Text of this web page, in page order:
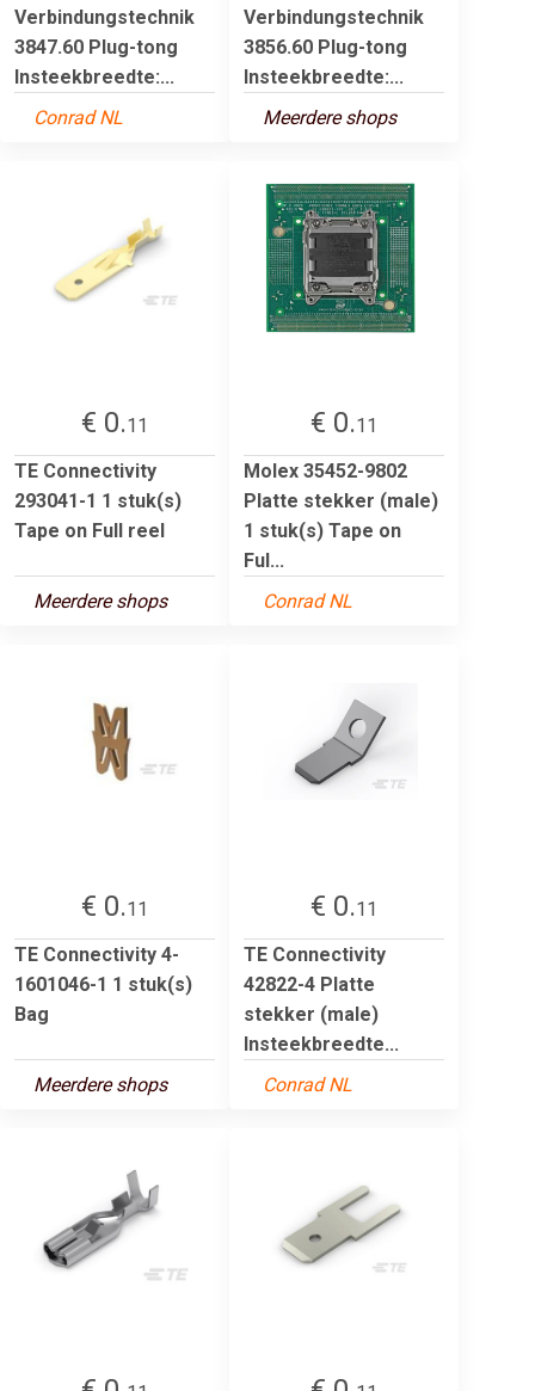
Verbindungstechnik
3847.60 Plug-tong
Insteekbreedte:...
Conrad NL
Verbindungstechnik
3856.60 Plug-tong
Insteekbreedte:...
Meerdere shops
€ 0.11
TE Connectivity
293041-1 1 stuk(s)
Tape on Full reel
Meerdere shops
€ 0.11
Molex 35452-9802
Platte stekker (male)
1 stuk(s) Tape on
Ful...
Conrad NL
€ 0.11
TE Connectivity 4-
1601046-1 1 stuk(s)
Bag
Meerdere shops
€ 0.11
TE Connectivity
42822-4 Platte
stekker (male)
Insteekbreedte...
Conrad NL